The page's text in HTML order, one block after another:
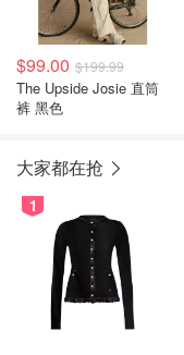
$99.00 $199.99
The Upside Josie 直筒
裤 黑色
大家都在抢
1